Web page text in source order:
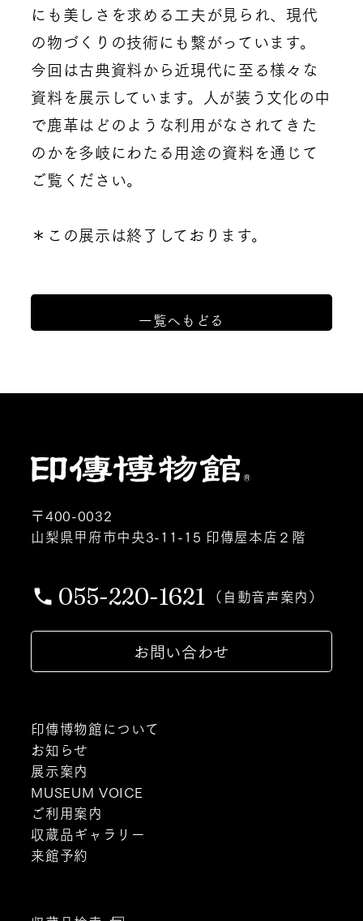
にも美しさを求める工夫が見られ、現代
の物づくりの技術にも繋がっています。
今回は古典資料から近現代に至る様々な
資料を展示しています。人が装う文化の中
で鹿革はどのような利用がなされてきた
のかを多岐にわたる用途の資料を通じて
ご覧ください。
＊この展示は終了しております。
一覧へもどる
〒400-0032
山梨県甲府市中央3-11-15 印傳屋本店２階
055-220-1621 （自動音声案内）
お問い合わせ
印傳博物館について
お知らせ
展示案内
MUSEUM VOICE
ご利用案内
収蔵品ギャラリー
来館予約